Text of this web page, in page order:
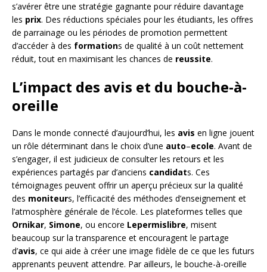
s’avérer être une stratégie gagnante pour réduire davantage
les prix. Des réductions spéciales pour les étudiants, les offres
de parrainage ou les périodes de promotion permettent
d’accéder à des formations de qualité à un coût nettement
réduit, tout en maximisant les chances de reussite.
L’impact des avis et du bouche-à-
oreille
Dans le monde connecté d’aujourd’hui, les avis en ligne jouent
un rôle déterminant dans le choix d’une auto–ecole. Avant de
s’engager, il est judicieux de consulter les retours et les
expériences partagés par d’anciens candidats. Ces
témoignages peuvent offrir un aperçu précieux sur la qualité
des moniteurs, l’efficacité des méthodes d’enseignement et
l’atmosphère générale de l’école. Les plateformes telles que
Ornikar, Simone, ou encore Lepermislibre, misent
beaucoup sur la transparence et encouragent le partage
d’avis, ce qui aide à créer une image fidèle de ce que les futurs
apprenants peuvent attendre. Par ailleurs, le bouche-à-oreille